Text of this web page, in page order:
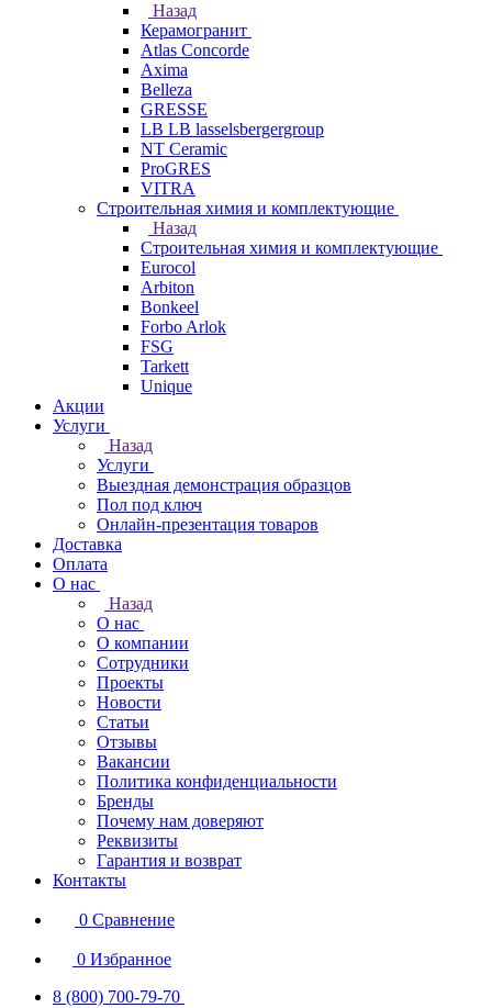
Назад
Керамогранит
Atlas Concorde
Axima
Belleza
GRESSE
LB LB lasselsbergergroup
NT Ceramic
ProGRES
VITRA
Строительная химия и комплектующие
Назад
Строительная химия и комплектующие
Eurocol
Arbiton
Bonkeel
Forbo Arlok
FSG
Tarkett
Unique
Акции
Услуги
Назад
Услуги
Выездная демонстрация образцов
Пол под ключ
Онлайн-презентация товаров
Доставка
Оплата
О нас
Назад
О нас
О компании
Сотрудники
Проекты
Новости
Статьи
Отзывы
Вакансии
Политика конфиденциальности
Бренды
Почему нам доверяют
Реквизиты
Гарантия и возврат
Контакты
0 Сравнение
0 Избранное
8 (800) 700-79-70